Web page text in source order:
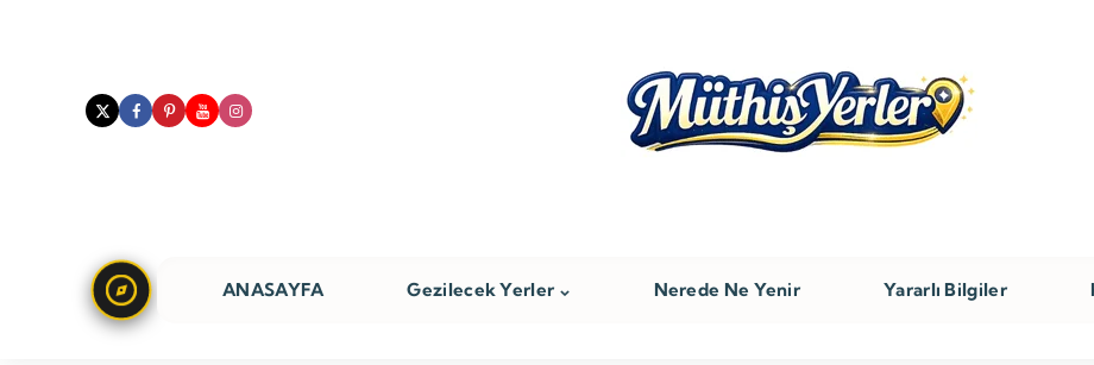
ANASAYFA Gezilecek Yerler Nerede Ne Yenir Yararlı Bilgiler